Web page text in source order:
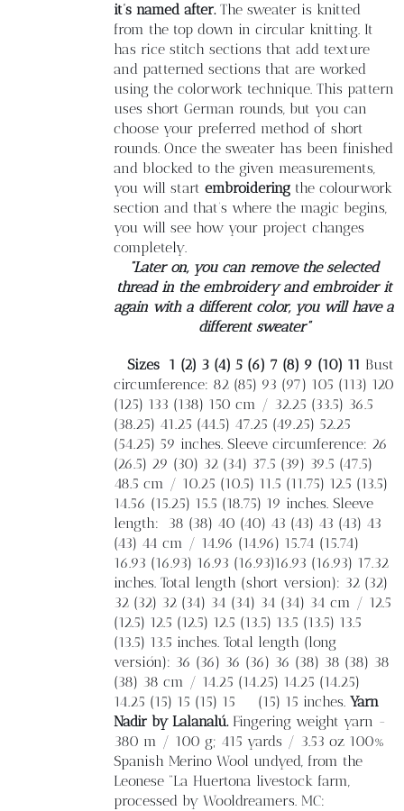
Newsletter
Carrito
Mi cuenta
it’s named after.The sweater is knitted
from the top down in circular knitting. It
has rice stitch sections that add texture
and patterned sections that are worked
using the colorwork technique. This pattern
uses short German rounds, but you can
choose your preferred method of short
rounds. Once the sweater has been finished
and blocked to the given measurements,
you will start embroideringthe colourwork
section and that’s where the magic begins,
you will see how your project changes
completely.
“Later on, you can remove the selected
thread in the embroidery and embroider it
again with a different color, you will have a
different sweater”
Sizes 1 (2) 3 (4) 5 (6) 7 (8) 9 (10) 11 Bust
circumference: 82 (85) 93 (97) 105 (113) 120
(125) 133 (138) 150 cm / 32.25 (33.5) 36.5
(38.25) 41.25 (44.5) 47.25 (49.25) 52.25
(54.25) 59 inches. Sleeve circumference: 26
(26.5) 29 (30) 32 (34) 37.5 (39) 39.5 (47.5)
48.5 cm / 10.25 (10.5) 11.5 (11.75) 12.5 (13.5)
14.56 (15.25) 15.5 (18.75) 19 inches. Sleeve
length:
38 (38) 40 (40) 43 (43) 43 (43) 43
(43) 44 cm / 14.96 (14.96) 15.74 (15.74)
16.93 (16.93) 16.93 (16.93)16.93 (16.93) 17.32
inches. Total length (short version): 32 (32)
32 (32) 32 (34) 34 (34) 34 (34) 34 cm / 12.5
(12.5) 12.5 (12.5) 12.5 (13.5) 13.5 (13.5) 13.5
(13.5) 13.5 inches. Total length (long
versión): 36 (36) 36 (36) 36 (38) 38 (38) 38
(38) 38 cm / 14.25 (14.25) 14.25 (14.25)
14.25 (15) 15 (15) 15
(15) 15 inches. Yarn
Nadir by Lalanalú.Fingering weight yarn -
380 m / 100 g; 415 yards / 3.53 oz 100%
Spanish Merino Wool undyed, from the
Leonese “La Huertona livestock farm,
processed by Wooldreamers. MC: